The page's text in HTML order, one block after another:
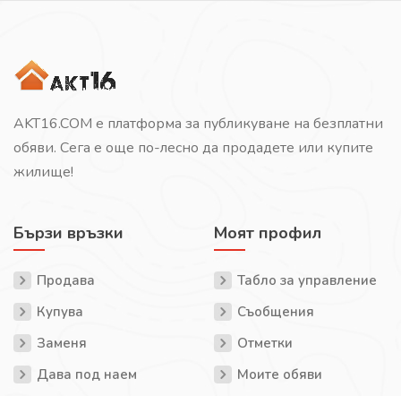
AKT16.COM е платформа за публикуване на безплатни
обяви. Сега е още по-лесно да продадете или купите
жилище!
Бързи връзки
Продава
Купува
Заменя
Дава под наем
Моят профил
Табло за управление
Съобщения
Отметки
Моите обяви